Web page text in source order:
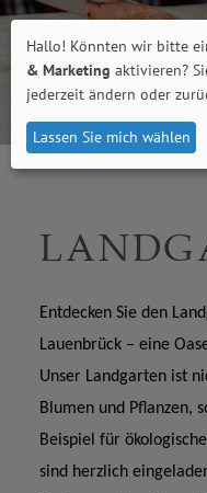
Entdecken Sie den
Lauenbrück – eine
Unser Landgarten ist
Blumen und Pflanzen,
Beispiel für
sind herzlich
Hallo! Könnten wir bitte
& Marketing aktivieren?
jederzeit ändern oder
Lassen Sie mich wählen